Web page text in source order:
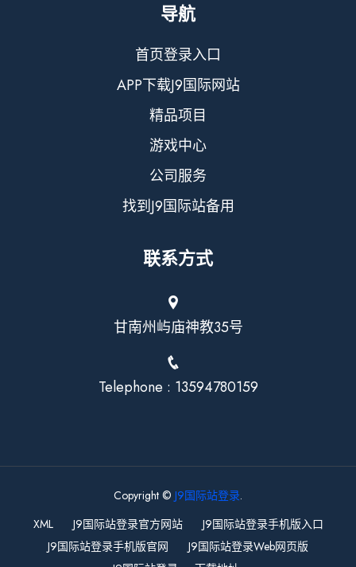
导航
首页登录入口
APP下载J9国际网站
精品项目
游戏中心
公司服务
找到J9国际站备用
联系方式
甘南州屿庙神教35号
Telephone : 13594780159
Copyright © J9国际站登录.
XML
J9国际站登录官方网站
J9国际站登录手机版入口
J9国际站登录手机版官网
J9国际站登录Web网页版